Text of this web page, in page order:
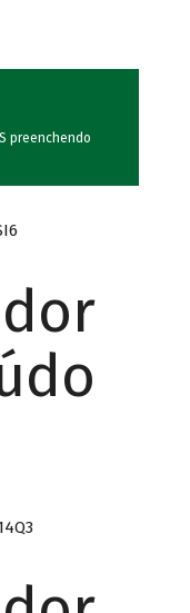
preenchendo